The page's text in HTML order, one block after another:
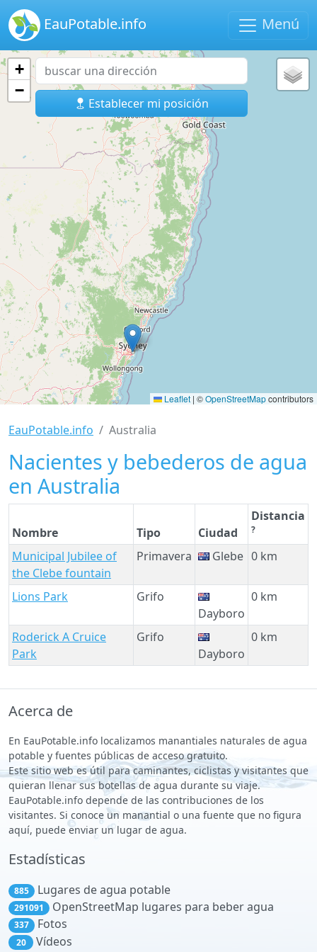
EauPotable.info Menú
Establecer mi posición
2
+
−
Leaflet | ©OpenStreetMapcontributors
EauPotable.info Australia
Nacientes y bebederos de agua
en Australia
Nombre Tipo Ciudad
Distancia
?
Municipal Jubilee of
the Clebe fountain
Primavera Glebe 0 km
Lions Park
Grifo
Dayboro
0 km
Roderick A Cruice
Park
Grifo
Dayboro
0 km
Acerca de
En EauPotable.info localizamos manantiales naturales de agua
potable y fuentes públicas de acceso gratuito.
Este sitio web es útil para caminantes, ciclistas y visitantes que
quieran llenar sus botellas de agua durante su viaje.
EauPotable.info depende de las contribuciones de los
visitantes. Si conoce un manantial o una fuente que no figura
aquí, puede enviar un lugar de agua.
Estadísticas
885 Lugares de agua potable
291091 OpenStreetMap lugares para beber agua
337 Fotos
20
Vídeos